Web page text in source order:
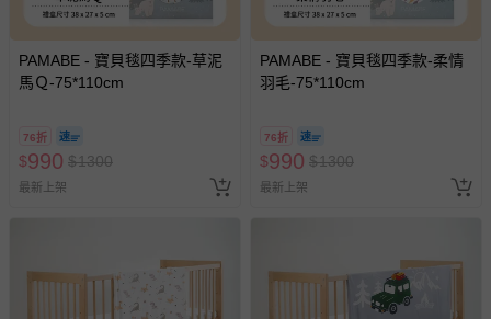
PAMABE - 寶貝毯四季款-草泥
馬Ｑ-75*110cm
76折
$990 $1300
最新上架
PAMABE - 寶貝毯四季款-柔情
羽毛-75*110cm
76折
$990 $1300
最新上架